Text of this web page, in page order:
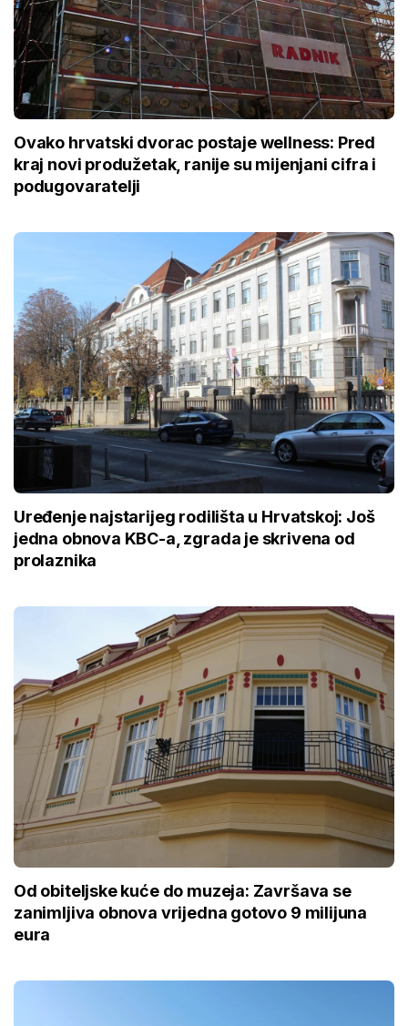
Ovako hrvatski dvorac postaje wellness: Pred
kraj novi produžetak, ranije su mijenjani cifra i
podugovaratelji
Uređenje najstarijeg rodilišta u Hrvatskoj: Još
jedna obnova KBC-a, zgrada je skrivena od
prolaznika
Od obiteljske kuće do muzeja: Završava se
zanimljiva obnova vrijedna gotovo 9 milijuna
eura